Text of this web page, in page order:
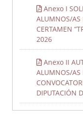
Extremadura y los
Peñas y Clubes
Anexo I
ALUMNOS/AS
CERTAMEN
2026
Anexo II
ALUMNOS/AS
DIPUTACIÓN